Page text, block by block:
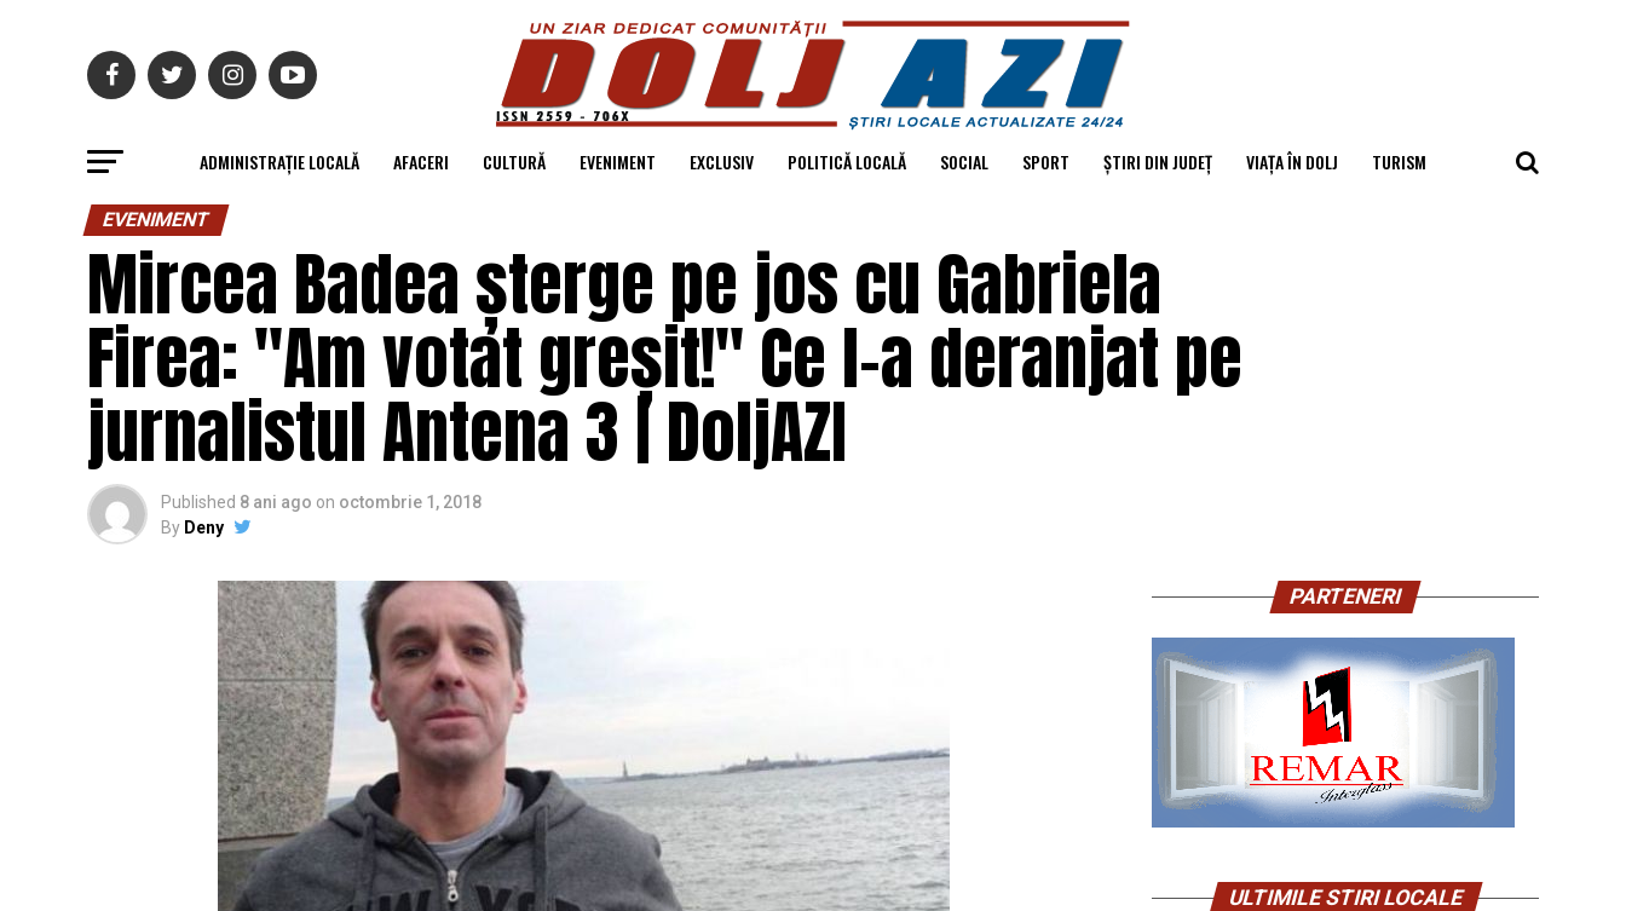
ADMINISTRAȚIE LOCALĂ AFACERI CULTURĂ EVENIMENT EXCLUSIV POLITICĂ LOCALĂ SOCIAL SPORT ȘTIRI DIN JUDEȚ VIAȚA ÎN DOLJ TURISM
EVENIMENT
Mircea Badea șterge pe jos cu Gabriela
Firea: "Am votat greșit!" Ce l-a deranjat pe
jurnalistul Antena 3 | DoljAZI
Published 8 ani ago on octombrie 1, 2018
By Deny
PARTENERI
ULTIMILE STIRI LOCALE